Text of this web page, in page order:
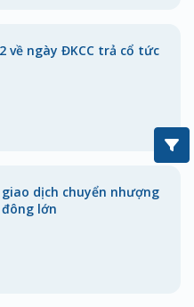
về ngày ĐKCC trả cổ tức
dịch chuyển nhượng
lớn